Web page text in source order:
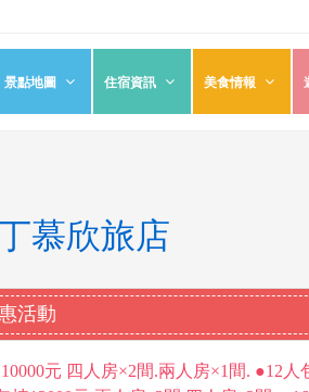
景點地圖 住宿資訊 美食情報
慕欣旅店
活動
元 四人房×2間.兩人房×1間. ●12人